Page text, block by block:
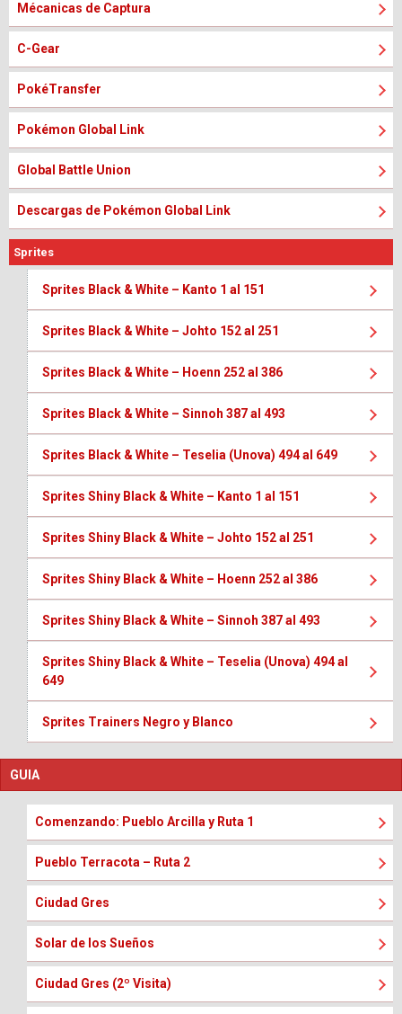
Mécanicas de Captura
C-Gear
PokéTransfer
Pokémon Global Link
Global Battle Union
Descargas de Pokémon Global Link
Sprites
Sprites Black & White – Kanto 1 al 151
Sprites Black & White – Johto 152 al 251
Sprites Black & White – Hoenn 252 al 386
Sprites Black & White – Sinnoh 387 al 493
Sprites Black & White – Teselia (Unova) 494 al 649
Sprites Shiny Black & White – Kanto 1 al 151
Sprites Shiny Black & White – Johto 152 al 251
Sprites Shiny Black & White – Hoenn 252 al 386
Sprites Shiny Black & White – Sinnoh 387 al 493
Sprites Shiny Black & White – Teselia (Unova) 494 al
649
Sprites Trainers Negro y Blanco
GUIA
Comenzando: Pueblo Arcilla y Ruta 1
Pueblo Terracota – Ruta 2
Ciudad Gres
Solar de los Sueños
Ciudad Gres (2º Visita)